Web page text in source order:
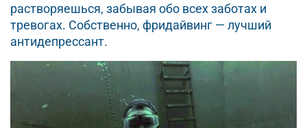
растворяешься, забывая обо всех заботах и
тревогах. Собственно, фридайвинг — лучший
антидепрессант.